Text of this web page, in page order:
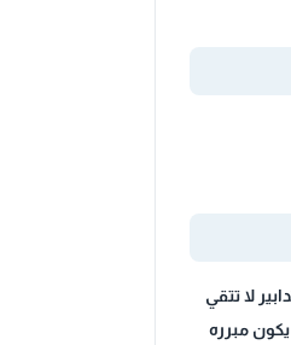
لا تتقي
يكون مبرره